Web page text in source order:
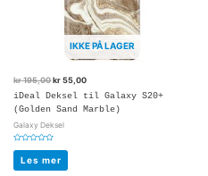
IKKE PÅ LAGER
kr195,00kr55,00
iDeal Deksel til Galaxy S20+
(Golden Sand Marble)
Galaxy Deksel
Vurdert
av
5
Les mer